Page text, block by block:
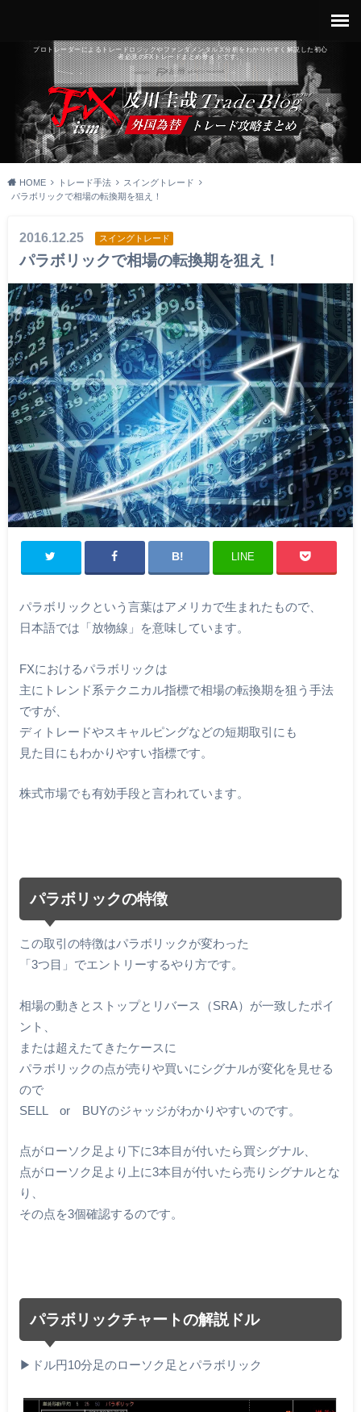
プロトレーダーによるトレードロジックやファンダメンタルズ分析をわかりやすく解説した初心
者必見のFXトレードまとめサイトです。
HOME トレード手法
スイングトレード
パラボリックで相場の転換期を狙え！
2016.12.25 スイングトレード
パラボリックで相場の転換期を狙え！
LINE
パラボリックという言葉はアメリカで生まれたもので、
日本語では「放物線」を意味しています。
FXにおけるパラボリックは
主にトレンド系テクニカル指標で相場の転換期を狙う手法
ですが、
ディトレードやスキャルピングなどの短期取引にも
見た目にもわかりやすい指標です。
株式市場でも有効手段と言われています。
パラボリックの特徴
この取引の特徴はパラボリックが変わった
「3つ目」でエントリーするやり方です。
相場の動きとストップとリバース（SRA）が一致したポイ
ント、
または超えたてきたケースに
パラボリックの点が売りや買いにシグナルが変化を見せる
ので
SELL or BUYのジャッジがわかりやすいのです。
点がローソク足より下に3本目が付いたら買シグナル、
点がローソク足より上に3本目が付いたら売りシグナルとな
り、
その点を3個確認するのです。
パラボリックチャートの解説ドル
▶︎ドル円10分足のローソク足とパラボリック